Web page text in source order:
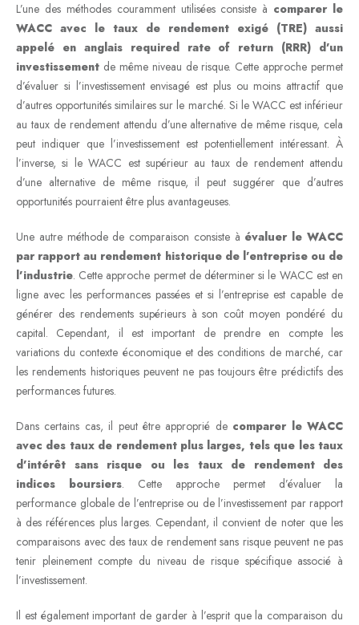
L’une des méthodes couramment utilisées consiste à comparer le
WACC avec le taux de rendement exigé (TRE) aussi
appelé en anglais required rate of return (RRR) d’un
investissement de même niveau de risque. Cette approche permet
d’évaluer si l’investissement envisagé est plus ou moins attractif que
d’autres opportunités similaires sur le marché. Si le WACC est inférieur
au taux de rendement attendu d’une alternative de même risque, cela
peut indiquer que l’investissement est potentiellement intéressant. À
l’inverse, si le WACC est supérieur au taux de rendement attendu
d’une alternative de même risque, il peut suggérer que d’autres
opportunités pourraient être plus avantageuses.
Une autre méthode de comparaison consiste à évaluer le WACC
par rapport au rendement historique de l’entreprise ou de
l’industrie. Cette approche permet de déterminer si le WACC est en
ligne avec les performances passées et si l’entreprise est capable de
générer des rendements supérieurs à son coût moyen pondéré du
capital. Cependant, il est important de prendre en compte les
variations du contexte économique et des conditions de marché, car
les rendements historiques peuvent ne pas toujours être prédictifs des
performances futures.
Dans certains cas, il peut être approprié de comparer le WACC
avec des taux de rendement plus larges, tels que les taux
d’intérêt sans risque ou les taux de rendement des
indices boursiers. Cette approche permet d’évaluer la
performance globale de l’entreprise ou de l’investissement par rapport
à des références plus larges. Cependant, il convient de noter que les
comparaisons avec des taux de rendement sans risque peuvent ne pas
tenir pleinement compte du niveau de risque spécifique associé à
l’investissement.
Il est également important de garder à l’esprit que la comparaison du